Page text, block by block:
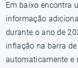
Em baixo encontra
informação
durante o ano de
inflação na barra
automaticamente e